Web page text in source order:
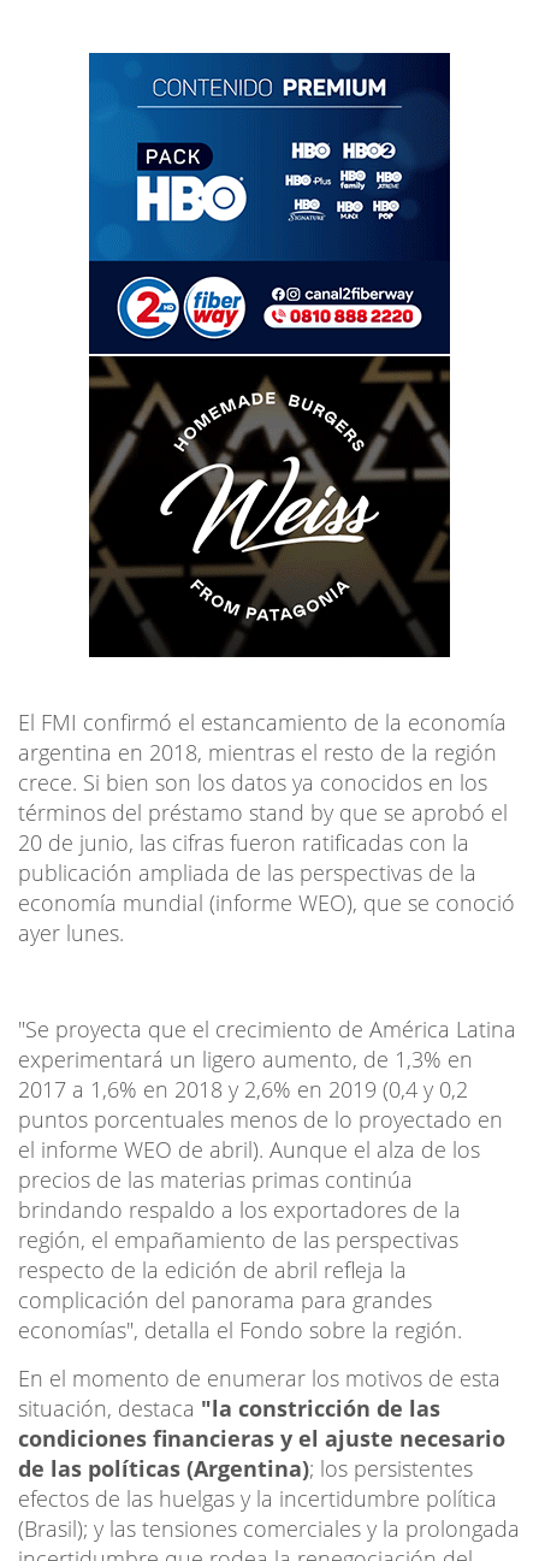
El FMI confirmó el estancamiento de la economía
argentina en 2018, mientras el resto de la región
crece. Si bien son los datos ya conocidos en los
términos del préstamo stand by que se aprobó el
20 de junio, las cifras fueron ratificadas con la
publicación ampliada de las perspectivas de la
economía mundial (informe WEO), que se conoció
ayer lunes.
"Se proyecta que el crecimiento de América Latina
experimentará un ligero aumento, de 1,3% en
2017 a 1,6% en 2018 y 2,6% en 2019 (0,4 y 0,2
puntos porcentuales menos de lo proyectado en
el informe WEO de abril). Aunque el alza de los
precios de las materias primas continúa
brindando respaldo a los exportadores de la
región, el empañamiento de las perspectivas
respecto de la edición de abril refleja la
complicación del panorama para grandes
economías", detalla el Fondo sobre la región.
En el momento de enumerar los motivos de esta
situación, destaca "la constricción de las
condiciones financieras y el ajuste necesario
de las políticas (Argentina); los persistentes
efectos de las huelgas y la incertidumbre política
(Brasil); y las tensiones comerciales y la prolongada